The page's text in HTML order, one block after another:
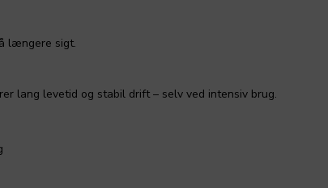
længere sigt.
lang levetid og stabil drift – selv ved intensiv brug.